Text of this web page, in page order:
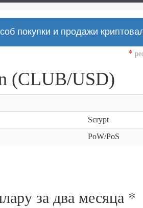
покупки и продажи
*
(CLUB/USD)
Scrypt
PoW/PoS
за два месяца *